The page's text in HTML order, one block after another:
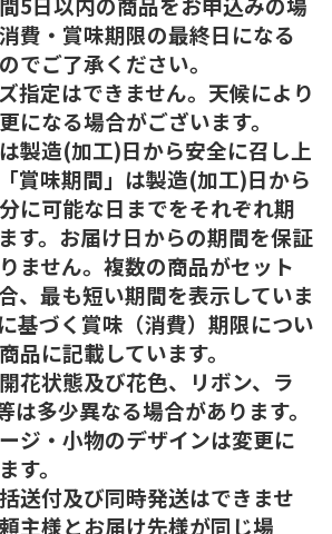
費・賞味期限の最終日になる
でご了承ください。
指定はできません。天候により
になる場合がございます。
製造(加工)日から安全に召し上
賞味期間」は製造(加工)日から
に可能な日までをそれぞれ期
す。お届け日からの期間を保証
ません。複数の商品がセット
、最も短い期間を表示していま
基づく賞味（消費）期限につい
品に記載しています。
花状態及び花色、リボン、ラ
は多少異なる場合があります。
ジ・小物のデザインは変更に
す。
送付及び同時発送はできませ
主様とお届け先様が同じ場